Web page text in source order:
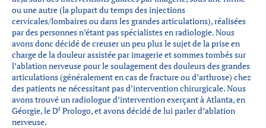
ou une autre (la plupart du temps des injections
cervicales/lombaires ou dans les grandes articulations), réalisées
par des personnes n’étant pas spécialistes en radiologie. Nous
avons donc décidé de creuser un peu plus le sujet de la prise en
charge de la douleur assistée par imagerie et sommes tombés sur
l’ablation nerveuse pour le soulagement des douleurs des grandes
articulations (généralement en cas de fracture ou d’arthrose) chez
des patients ne nécessitant pas d’intervention chirurgicale. Nous
avons trouvé un radiologue d’intervention exerçant à Atlanta, en
Géorgie, le Dr Prologo, et avons décidé de lui parler d’ablation
nerveuse.